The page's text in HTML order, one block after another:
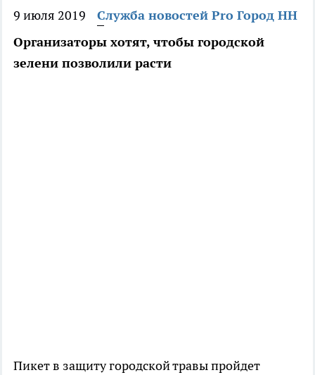
9 июля 2019
Служба новостей Pro Город НН
Организаторы хотят, чтобы городской
зелени позволили расти
Пикет в защиту городской травы пройдет